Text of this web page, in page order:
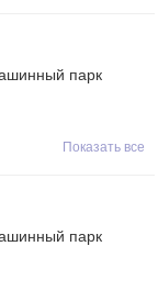
парк
Показать все
парк